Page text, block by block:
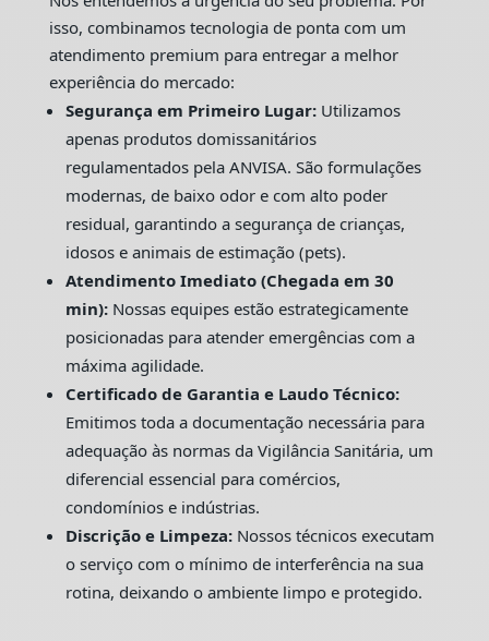
isso, combinamos tecnologia de ponta com um
atendimento premium para entregar a melhor
experiência do mercado:
Segurança em Primeiro Lugar:Utilizamos
apenas produtos domissanitários
regulamentados pela ANVISA. São formulações
modernas, de baixo odor e com alto poder
residual, garantindo a segurança de crianças,
idosos e animais de estimação (pets).
Atendimento Imediato (Chegada em 30
min):Nossas equipes estão estrategicamente
posicionadas para atender emergências com a
máxima agilidade.
Certificado de Garantia e Laudo Técnico:
Emitimos toda a documentação necessária para
adequação às normas da Vigilância Sanitária, um
diferencial essencial para comércios,
condomínios e indústrias.
Discrição e Limpeza:Nossos técnicos executam
o serviço com o mínimo de interferência na sua
rotina, deixando o ambiente limpo e protegido.